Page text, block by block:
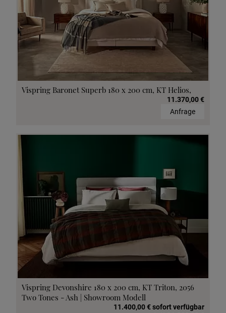
Vispring Baronet Superb 180 x 200 cm, KT Helios,
11.370,00 €
Anfrage
Vispring Devonshire 180 x 200 cm, KT Triton, 2056
Two Tones - Ash | Showroom Modell
11.400,00 € sofort verfügbar